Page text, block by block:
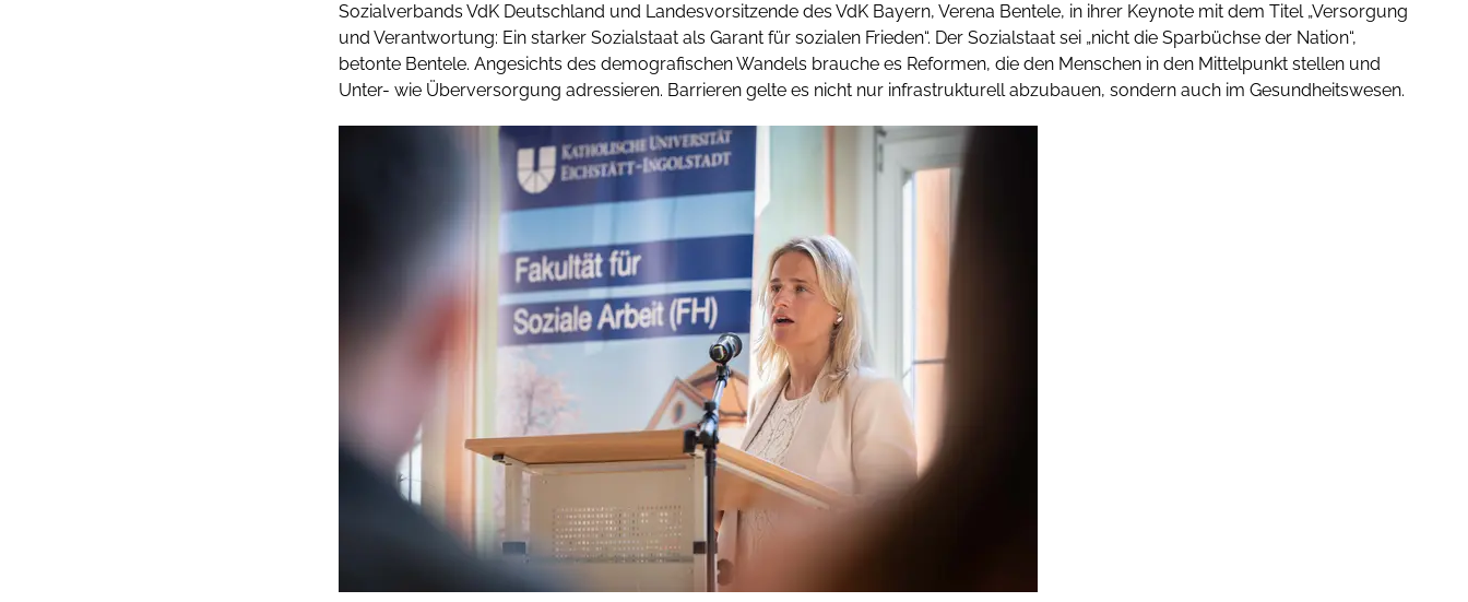
Sozialverbands VdK Deutschland und Landesvorsitzende des VdK Bayern, Verena Bentele, in ihrer Keynote mit dem Titel „Versorgung
und Verantwortung: Ein starker Sozialstaat als Garant für sozialen Frieden“. Der Sozialstaat sei „nicht die Sparbüchse der Nation“,
betonte Bentele. Angesichts des demografischen Wandels brauche es Reformen, die den Menschen in den Mittelpunkt stellen und
Unter- wie Überversorgung adressieren. Barrieren gelte es nicht nur infrastrukturell abzubauen, sondern auch im Gesundheitswesen.